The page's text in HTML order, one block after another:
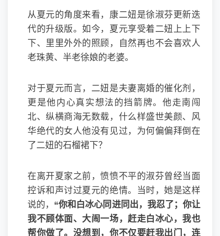
从夏元的角度来看，康二妞是徐淑芬更新迭
代的升级版。如今，夏元享受着二妞上上下
下、里里外外的照顾，自然再也不会喜欢人
老珠黄、半老徐娘的老婆。
对于夏元而言，二妞是夫妻离婚的催化剂，
更是他内心真实想法的挡箭牌。他走南闯
北、纵横商海无数载，什么样盛世美颜、风
华绝代的女人他没有见过，为何偏偏拜倒在
了二妞的石榴裙下？
在离开夏家之前，愤愤不平的淑芬曾经当面
控诉和声讨过夏元的绝情。当时，她是这样
说的， “你和白冰心同进同出，我忍了；你让
我不顾体面、大闹一场，赶走白冰心，我也
帮你做了。没想到，你不仅要赶我出门，连